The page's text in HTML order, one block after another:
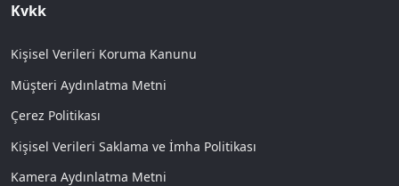
Kvkk
Kişisel Verileri Koruma Kanunu
Müşteri Aydınlatma Metni
Çerez Politikası
Kişisel Verileri Saklama ve İmha Politikası
Kamera Aydınlatma Metni